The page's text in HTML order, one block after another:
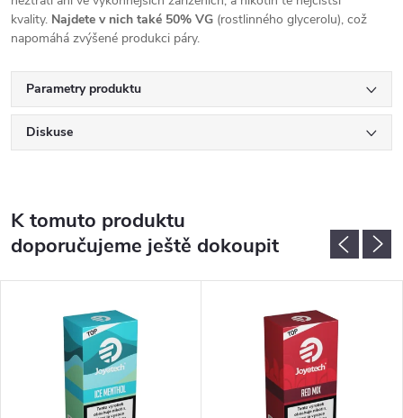
kvality. Najdete v nich také 50% VG (rostlinného glycerolu), což
napomáhá zvýšené produkci páry.
Parametry produktu
Diskuse
K tomuto produktu
doporučujeme ještě dokoupit